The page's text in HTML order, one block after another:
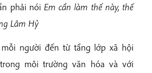
phải nói Em cần làm thế này, thế
Lâm Hỷ
mỗi người đến từ tầng lớp xã hội
môi trường văn hóa và với